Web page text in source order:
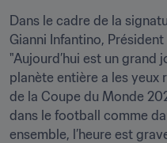
Dans le cadre de la
Gianni Infantino, Président
"Aujourd’hui est un grand
planète entière a les yeux
de la Coupe du Monde
dans le football comme
ensemble, l’heure est